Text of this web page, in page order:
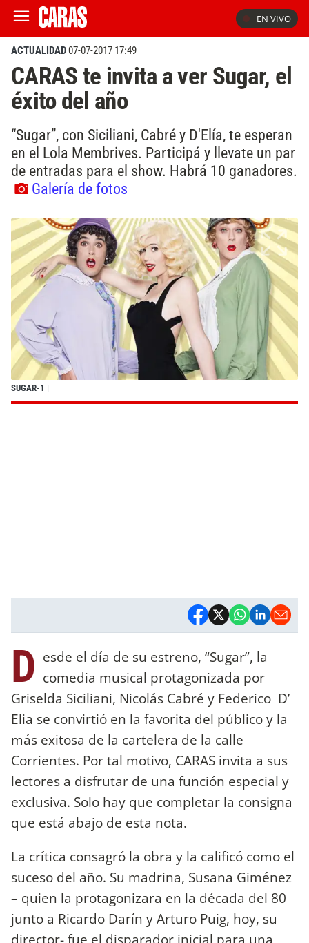
EN VIVO
ACTUALIDAD07-07-2017 17:49
CARAS te invita a ver Sugar, el
éxito del año
“Sugar”, con Siciliani, Cabré y D'Elía, te esperan
en el Lola Membrives. Participá y llevate un par
de entradas para el show. Habrá 10 ganadores.
Galería de fotos
SUGAR-1 |
D esde el día de su estreno, “Sugar”, la
comedia musical protagonizada por
Griselda Siciliani, Nicolás Cabré y Federico D’
Elia se convirtió en la favorita del público y la
más exitosa de la cartelera de la calle
Corrientes. Por tal motivo, CARAS invita a sus
lectores a disfrutar de una función especial y
exclusiva. Solo hay que completar la consigna
que está abajo de esta nota.
La crítica consagró la obra y la calificó como el
suceso del año. Su madrina, Susana Giménez
– quien la protagonizara en la década del 80
junto a Ricardo Darín y Arturo Puig, hoy, su
director- fue el disparador inicial para una